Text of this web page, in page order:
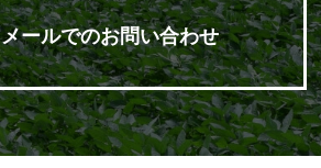
メールでのお問い合わせ